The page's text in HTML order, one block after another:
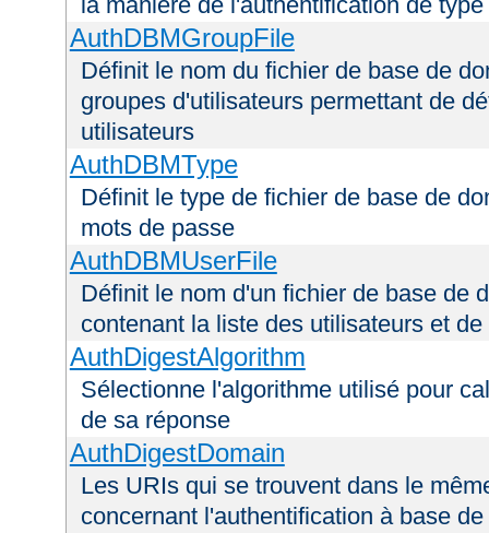
AuthDBMGroupFile
Définit le nom du fichier de base de
groupes d'utilisateurs permettant de
utilisateurs
AuthDBMType
Définit le type de fichier de base de
mots de passe
AuthDBMUserFile
Définit le nom d'un fichier de base de
contenant la liste des utilisateurs et
AuthDigestAlgorithm
Sélectionne l'algorithme utilisé pour
de sa réponse
AuthDigestDomain
Les URIs qui se trouvent dans le
concernant l'authentification à base